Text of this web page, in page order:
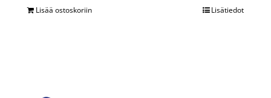
Lisää ostoskoriin Lisätiedot